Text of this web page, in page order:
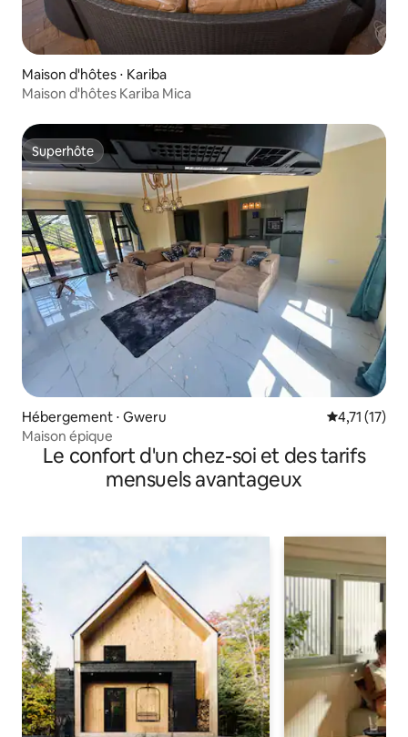
Maison d'hôtes ⋅ Kariba
Maison d'hôtes Kariba Mica
Superhôte
Superhôte
Hébergement ⋅ Gweru Évaluation
4,71 (17)
Maison épique
Le confort d'un chez-soi et des tarifs
mensuels avantageux